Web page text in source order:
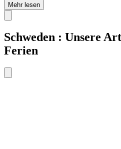
Mehr lesen
Schweden : Unsere
Ferien